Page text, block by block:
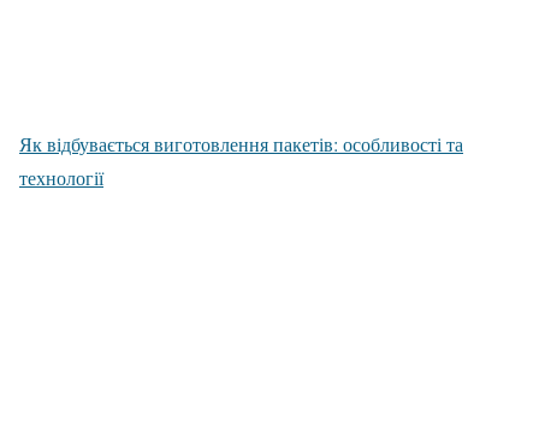
Як відбувається виготовлення пакетів: особливості та
технології